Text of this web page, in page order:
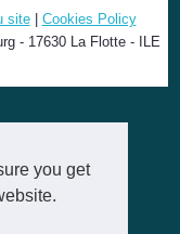
you get
site| Cookies Policy
- 17630 La Flotte - ILE